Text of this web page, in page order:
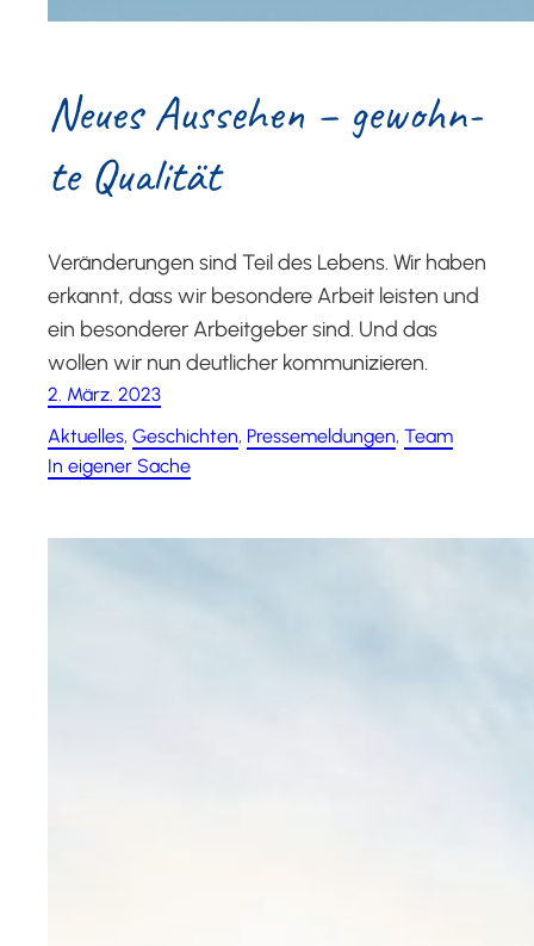
Neu­es Aus­se­hen – gewohn­
te Qualität
Veränderungen sind Teil des Lebens. Wir haben
erkannt, dass wir besondere Arbeit leisten und
ein besonderer Arbeitgeber sind. Und das
wollen wir nun deutlicher kommunizieren.
2. März. 2023
Aktuelles, Geschichten, Pressemeldungen, Team
In eigener Sache